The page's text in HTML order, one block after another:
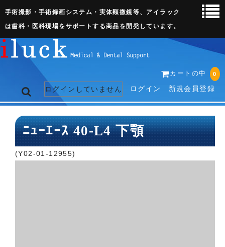
手術撮影・手術録画システム・実体顕微鏡等、アイラック
は歯科・医科現場をサポートする商品を開発しています。
カートの中 0
ログインしていません ログイン 新規会員登録
トップページ
ﾆｭｰｴｰｽ 40-L4 下顎
(Y02-01-12955)